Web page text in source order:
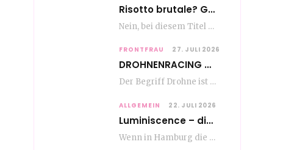
Risotto brutale? Glückwunsch Axel Milberg zum 70. Geburtstag
Nein, bei diesem Titel handelt es sich nicht um eine Kochshow, oder vielleicht doch etwas.…
FRONTFRAU 27. JULI 2026
DROHNENRACING – mehr als ein hipper Nischensport
Der Begriff Drohne ist seit den andauernden weltweiten Kriegshandlungen seit Jahren in aller Munde. Und…
ALLGEMEIN 22. JULI 2026
Luminiscence – die berauschende Macht von klingenden Bildern
Wenn in Hamburg die Mauern zu sprechen beginnen, dann ist es die unverwechselbare, tiefsonore Stimme…